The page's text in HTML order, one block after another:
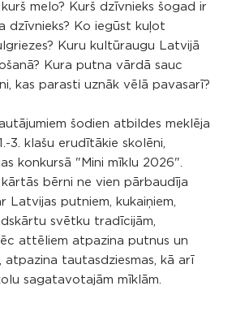
melo? Kurš dzīvnieks šogad ir
dzīvnieks? Ko iegūst kuļot
Kuru kultūraugu Latvijā
Kura putna vārdā sauc
kas parasti uznāk vēlā pavasarī?
šodien atbildes meklēja
3. klašu erudītākie skolēni,
konkursā "Mini mīklu 2026".
bērni ne vien pārbaudīja
Latvijas putniem, kukaiņiem,
svētku tradīcijām,
attēliem atpazina putnus un
atpazina tautasdziesmas, kā arī
sagatavotajām mīklām.